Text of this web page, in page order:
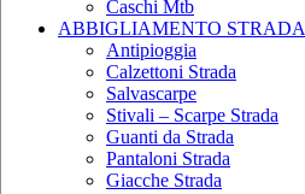
Caschi Mtb
ABBIGLIAMENTO STRADA
Antipioggia
Calzettoni Strada
Salvascarpe
Stivali – Scarpe Strada
Guanti da Strada
Pantaloni Strada
Giacche Strada